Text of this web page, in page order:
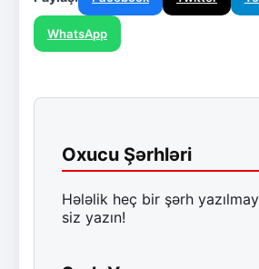
WhatsApp
Oxucu Şərhləri
Hələlik heç bir şərh
siz yazın!